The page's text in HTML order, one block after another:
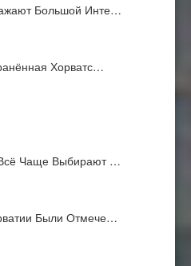
Большой Инте…
Хорватс…
Чаще Выбирают …
Были Отмече…